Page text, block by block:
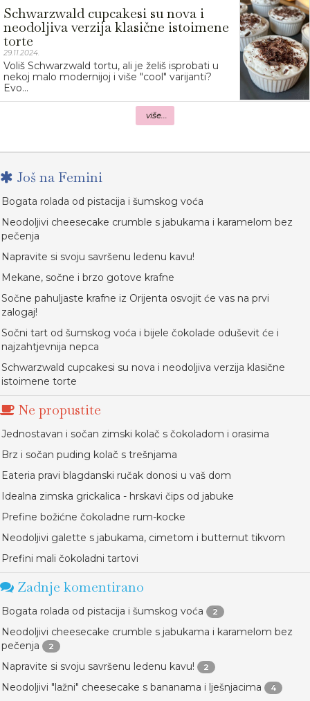
Schwarzwald cupcakesi su nova i
neodoljiva verzija klasične istoimene
torte
29.11.2024.
Voliš Schwarzwald tortu, ali je želiš isprobati u
nekoj malo modernijoj i više "cool" varijanti?
Evo...
više...
Još na Femini
Bogata rolada od pistacija i šumskog voća
Neodoljivi cheesecake crumble s jabukama i karamelom bez
pečenja
Napravite si svoju savršenu ledenu kavu!
Mekane, sočne i brzo gotove krafne
Sočne pahuljaste krafne iz Orijenta osvojit će vas na prvi
zalogaj!
Sočni tart od šumskog voća i bijele čokolade oduševit će i
najzahtjevnija nepca
Schwarzwald cupcakesi su nova i neodoljiva verzija klasične
istoimene torte
Ne propustite
Jednostavan i sočan zimski kolač s čokoladom i orasima
Brz i sočan puding kolač s trešnjama
Eateria pravi blagdanski ručak donosi u vaš dom
Idealna zimska grickalica - hrskavi čips od jabuke
Prefine božićne čokoladne rum-kocke
Neodoljivi galette s jabukama, cimetom i butternut tikvom
Prefini mali čokoladni tartovi
Zadnje komentirano
Bogata rolada od pistacija i šumskog voća 2
Neodoljivi cheesecake crumble s jabukama i karamelom bez
pečenja
2
Napravite si svoju savršenu ledenu kavu! 2
Neodoljivi "lažni" cheesecake s bananama i lješnjacima 4